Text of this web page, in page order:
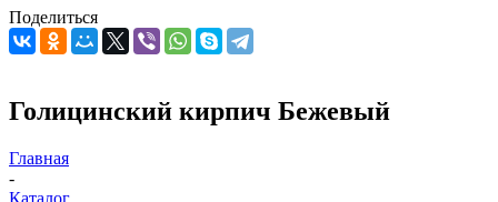
Поделиться
Голицинский кирпич Бежевый
Главная
-
Каталог